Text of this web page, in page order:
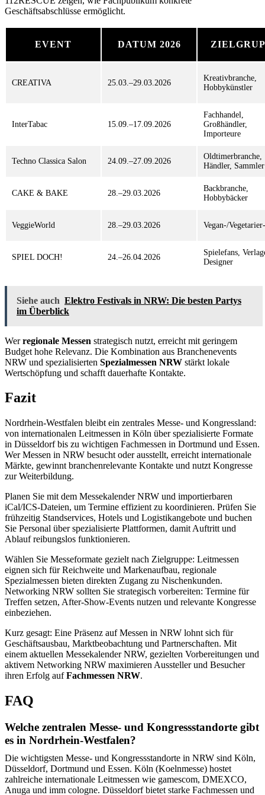
Geschäftsabschlüsse ermöglicht.
EVENT DATUM 2026
CREATIVA 25.03.–29.03.2026
Kreativbranche,
Hobbykünstler
InterTabac 15.09.–17.09.2026
Fachhandel,
Großhändler,
Importeure
Techno Classica Salon 24.09.–27.09.2026
Oldtimerbranche,
Händler, Sammler
CAKE & BAKE 28.–29.03.2026
Backbranche,
Hobbybäcker
VeggieWorld 28.–29.03.2026 Vegan-/
SPIEL DOCH! 24.–26.04.2026
Spielefans,
Designer
Siehe auch Elektro Festivals in NRW: Die besten Partys
im Überblick
Werregionale Messen strategisch nutzt, erreicht mit geringem
Budget hohe Relevanz. Die Kombination aus Branchenevents
NRW und spezialisierten Spezialmessen NRW stärkt lokale
Wertschöpfung und schafft dauerhafte Kontakte.
Fazit
Nordrhein-Westfalen bleibt ein zentrales Messe- und Kongressland:
von internationalen Leitmessen in Köln über spezialisierte Formate
in Düsseldorf bis zu wichtigen Fachmessen in Dortmund und Essen.
Wer Messen in NRW besucht oder ausstellt, erreicht internationale
Märkte, gewinnt branchenrelevante Kontakte und nutzt Kongresse
zur Weiterbildung.
Planen Sie mit dem Messekalender NRW und importierbaren
iCal/ICS-Dateien, um Termine effizient zu koordinieren. Prüfen Sie
frühzeitig Standservices, Hotels und Logistikangebote und buchen
Sie Personal über spezialisierte Plattformen, damit Auftritt und
Ablauf reibungslos funktionieren.
Wählen Sie Messeformate gezielt nach Zielgruppe: Leitmessen
eignen sich für Reichweite und Markenaufbau, regionale
Spezialmessen bieten direkten Zugang zu Nischenkunden.
Networking NRW sollten Sie strategisch vorbereiten: Termine für
Treffen setzen, After-Show-Events nutzen und relevante Kongresse
einbeziehen.
Kurz gesagt: Eine Präsenz auf Messen in NRW lohnt sich für
Geschäftsausbau, Marktbeobachtung und Partnerschaften. Mit
einem aktuellen Messekalender NRW, gezielten Vorbereitungen und
aktivem Networking NRW maximieren Aussteller und Besucher
ihren Erfolg aufFachmessen NRW.
FAQ
Welche zentralen Messe- und Kongressstandorte gibt
es in Nordrhein-Westfalen?
Die wichtigsten Messe- und Kongressstandorte in NRW sind Köln,
Düsseldorf, Dortmund und Essen. Köln (Koelnmesse) hostet
zahlreiche internationale Leitmessen wie gamescom, DMEXCO,
Anuga und imm cologne. Düsseldorf bietet starke Fachmessen und